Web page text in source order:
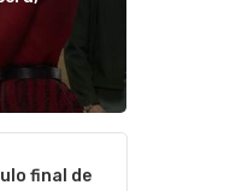
final de